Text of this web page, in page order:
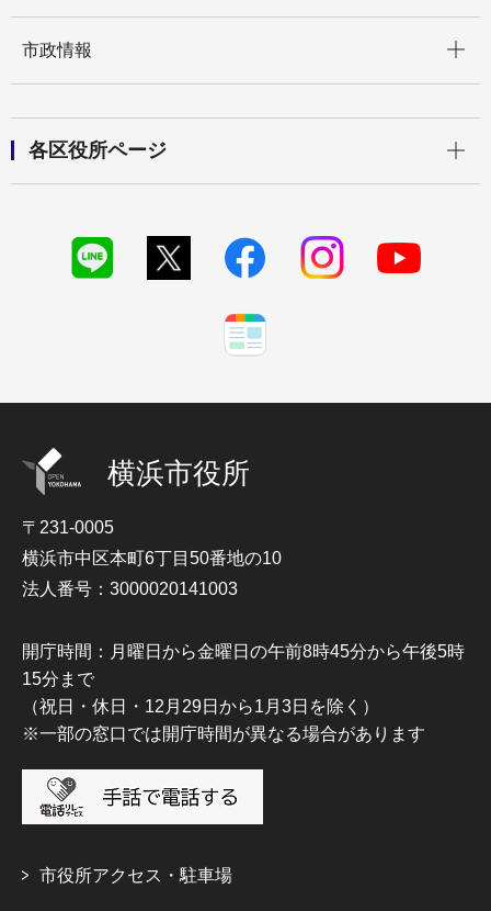
市政情報
各区役所ページ
横浜市役所
〒231-0005
横浜市中区本町6丁目50番地の10
法人番号：3000020141003
開庁時間：月曜日から金曜日の午前8時45分から午後5時
15分まで
（祝日・休日・12月29日から1月3日を除く）
※一部の窓口では開庁時間が異なる場合があります
市役所アクセス・駐車場